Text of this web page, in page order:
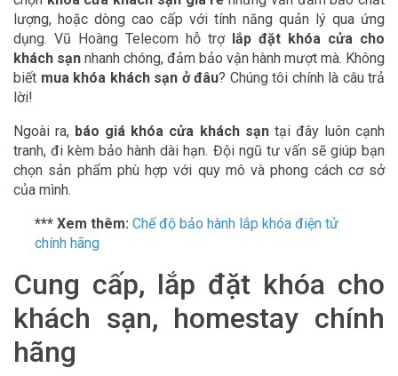
lượng, hoặc dòng cao cấp với tính năng quản lý qua ứng
dụng. Vũ Hoàng Telecom hỗ trợ lắp đặt khóa cửa cho
khách sạn nhanh chóng, đảm bảo vận hành mượt mà. Không
biết mua khóa khách sạn ở đâu? Chúng tôi chính là câu trả
lời!
Ngoài ra, báo giá khóa cửa khách sạntại đây luôn cạnh
tranh, đi kèm bảo hành dài hạn. Đội ngũ tư vấn sẽ giúp bạn
chọn sản phẩm phù hợp với quy mô và phong cách cơ sở
của mình.
*** Xem thêm: Chế độ bảo hành lắp khóa điện tử
chính hãng
Cung cấp, lắp đặt khóa cho
khách sạn, homestay chính
hãng